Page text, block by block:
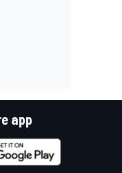
app